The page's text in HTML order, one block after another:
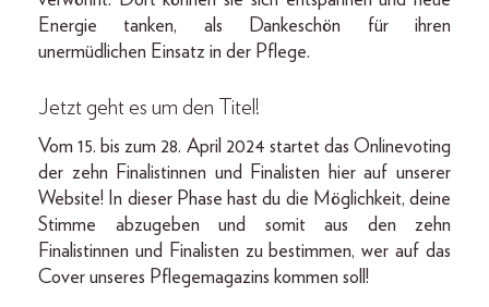
Energie tanken, als Dankeschön für ihren
unermüdlichen Einsatz in der Pflege.
Jetzt geht es um den Titel!
Vom 15. bis zum 28. April 2024 startet das Onlinevoting
der zehn Finalistinnen und Finalisten hier auf unserer
Website! In dieser Phase hast du die Möglichkeit, deine
Stimme abzugeben und somit aus den zehn
Finalistinnen und Finalisten zu bestimmen, wer auf das
Cover unseres Pflegemagazins kommen soll!